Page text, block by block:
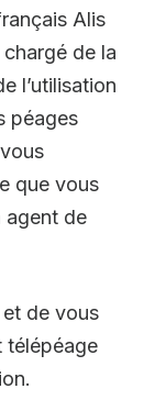
Alis
de la
l’utilisation
péages
que vous
agent de
de vous
télépéage